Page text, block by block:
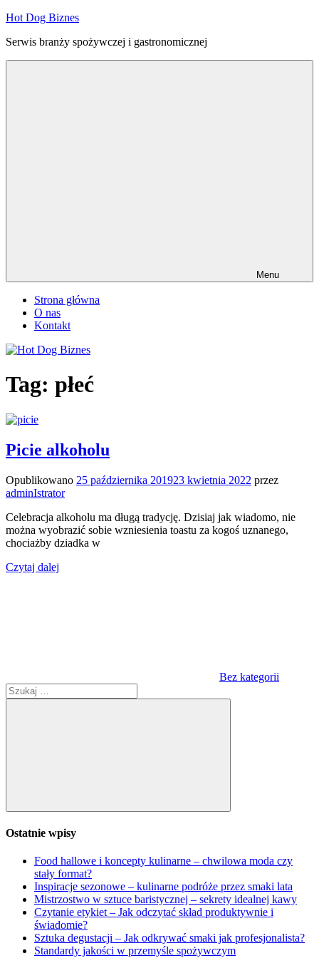
Przejdź
treści
Hot Dog Biznes
Serwis branży spożywczej i gastronomicznej
Menu
Strona główna
O nas
Kontakt
Tag: płeć
Picie alkoholu
Opublikowano 25 października 201923 kwietnia 2022 przez
adminIstrator
Celebracja alkoholu ma długą tradycję. Dzisiaj jak wiadomo, nie
można wyobrazić sobie wzniesienia toastu za kogoś uznanego,
chociażby dziadka w
Czytaj dalej
Bez kategorii
Szukaj:
Szukaj
Ostatnie wpisy
Food hallowe i koncepty kulinarne – chwilowa moda czy
stały format?
Inspiracje sezonowe – kulinarne podróże przez smaki lata
Mistrzostwo w sztuce baristycznej – sekrety idealnej kawy
Czytanie etykiet – Jak odczytać skład produktywnie i
świadomie?
Sztuka degustacji – Jak odkrywać smaki jak profesjonalista?
Standardy jakości w przemyśle spożywczym